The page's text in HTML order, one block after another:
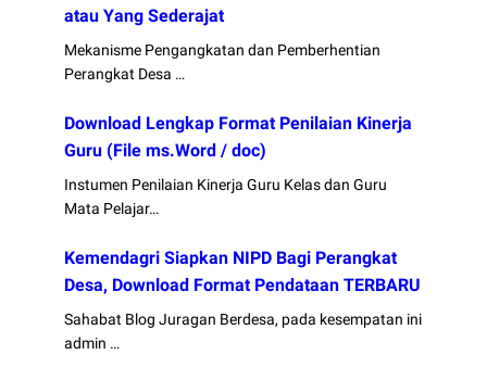
atau Yang Sederajat
Mekanisme Pengangkatan dan Pemberhentian
Perangkat Desa …
Download Lengkap Format Penilaian Kinerja
Guru (File ms.Word / doc)
Instumen Penilaian Kinerja Guru Kelas dan Guru
Mata Pelajar…
Kemendagri Siapkan NIPD Bagi Perangkat
Desa, Download Format Pendataan TERBARU
Sahabat Blog Juragan Berdesa, pada kesempatan ini
admin …